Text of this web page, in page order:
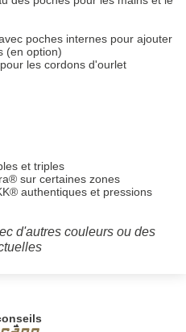
poches internes pour ajouter
(en option)
les cordons d'ourlet
et triples
sur certaines zones
authentiques et pressions
d'autres couleurs ou des